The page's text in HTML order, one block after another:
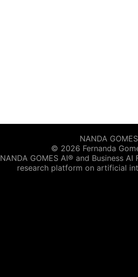
NANDA
© 2026 Fernanda
NANDA GOMES AI® and Business
research platform on artificial